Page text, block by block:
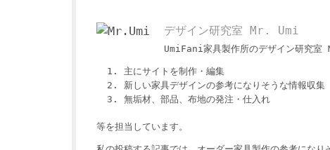
デザイン研究室 Mr. Umi
UmiFani家具製作所のデザイン研究室
主にサイトを制作・編集
新しい家具デザインの参考になりそうな情報収集
無垢材、部品、布地の発注・仕入れ
等を担当しています。